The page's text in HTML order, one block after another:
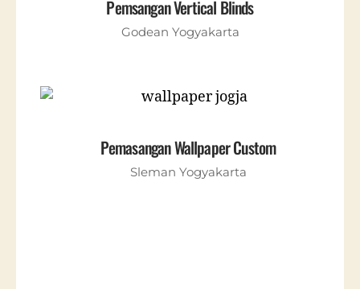
Pemsangan Vertical Blinds
Godean Yogyakarta
Pemasangan Wallpaper Custom
Sleman Yogyakarta